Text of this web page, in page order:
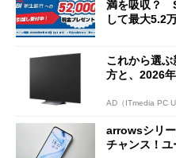
満を吸収？
して最大5.2
これから選
方と、2026
AD（ITmedia PC
arrowsシリ
チャンス！